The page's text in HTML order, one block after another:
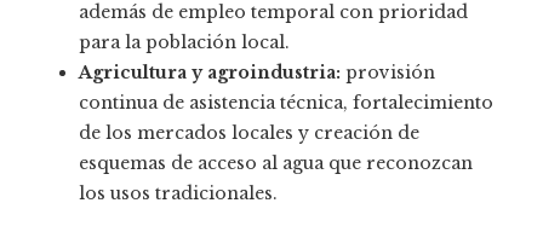
además de empleo temporal con prioridad
para la población local.
Agricultura y agroindustria: provisión
continua de asistencia técnica, fortalecimiento
de los mercados locales y creación de
esquemas de acceso al agua que reconozcan
los usos tradicionales.